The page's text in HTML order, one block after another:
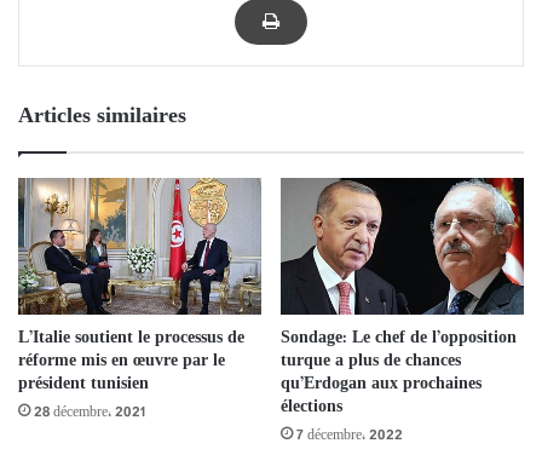
Articles similaires
L’Italie soutient le processus de
réforme mis en œuvre par le
président tunisien
28 décembre، 2021
Sondage: Le chef de l’opposition
turque a plus de chances
qu’Erdogan aux prochaines
élections
7 décembre، 2022